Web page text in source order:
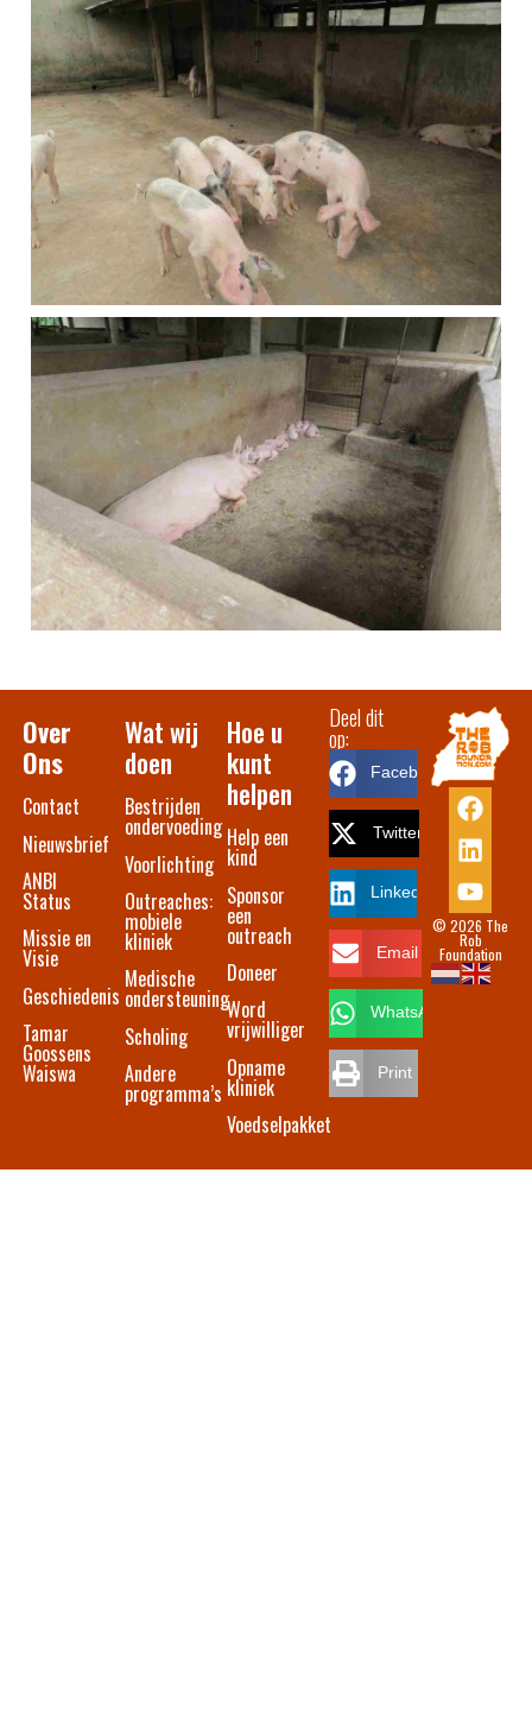
© 2026 The
Rob
Foundation
Over
Ons
Contact​
Nieuwsbrief
ANBI
Status
Missie en
Visie
Geschiedenis
Tamar
Goossens
Waiswa
Wat wij
doen
Bestrijden
ondervoeding
Voorlichting
Outreaches:
mobiele
kliniek
Medische
ondersteuning
Scholing
Andere
programma’s
Hoe u
kunt
helpen
Help een
kind
Sponsor
een
outreach
Doneer
Word
vrijwilliger
Opname
kliniek
Voedselpakket
Deel dit
op:
Facebook
Twitter
LinkedIn
Email
WhatsApp
Print